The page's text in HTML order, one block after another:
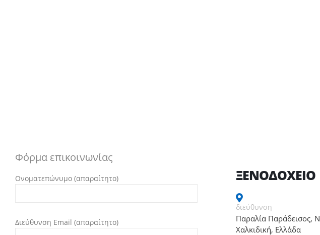
Φόρμα επικοινωνίας
Ονοματεπώνυμο (απαραίτητο)
Διεύθυνση Email (απαραίτητο)
ΞΕΝΟΔΟΧΕΙΟ
διεύθυνση
Παραλία Παράδεισος,
Χαλκιδική, Ελλάδα